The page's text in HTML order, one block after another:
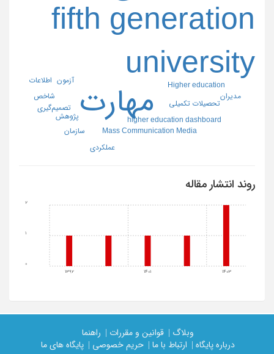
fifth generation
university
مهارت Higher education
higher education dashboard
Mass Communication Media
تحصیلات تکمیلی
آزمون اطلاعات
پژوهش
تصمیم‌گیری
سازمان
شاخص
عملکردی
مدیران
روند انتشار مقاله
1392 1401 1403
0
1
2
وبلاگ | قوانین و مقررات |
راهنما
درباره پایگاه |
ارتباط با ما | حریم خصوصی | پایگاه های ما